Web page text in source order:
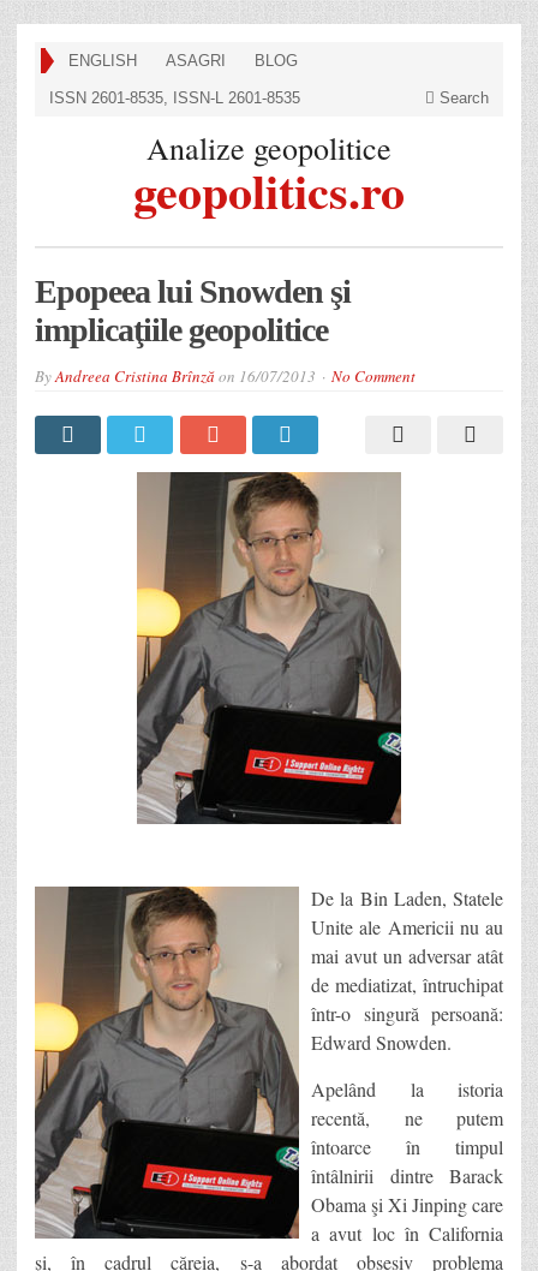
ENGLISH ASAGRI BLOG
ISSN 2601-8535, ISSN-L 2601-8535 Search
Analize geopolitice
geopolitics.ro
Epopeea lui Snowden şi
implicaţiile geopolitice
ByAndreea Cristina Brînzăon 16/07/2013 No Comment
De la Bin Laden, Statele
Unite ale Americii nu au
mai avut un adversar atât
de mediatizat, întruchipat
într-o singură persoană:
Edward Snowden.
Apelând la istoria
recentă, ne putem
întoarce în timpul
întâlnirii dintre Barack
Obama şi Xi Jinping care
a avut loc în California
şi, în cadrul căreia, s-a abordat obsesiv problema